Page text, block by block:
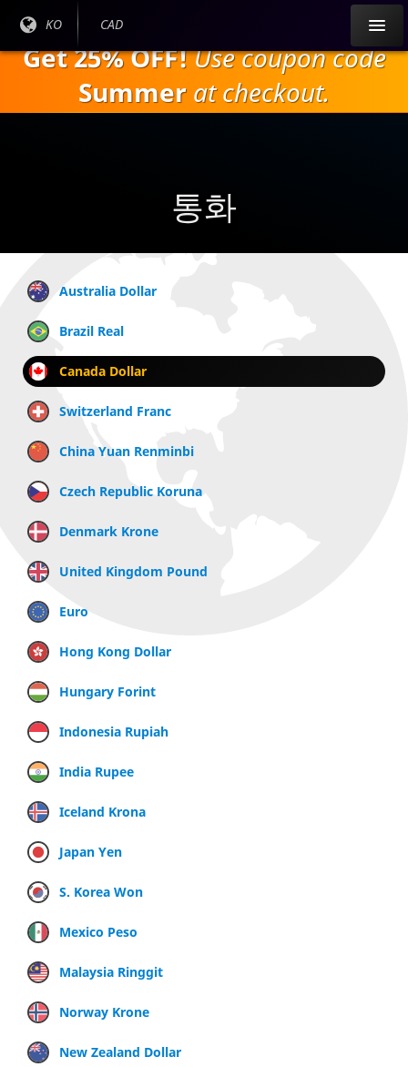
내
으
현재
:
KO
현재
CAD
Get 25% OFF!Use coupon code
Summer at checkout.
통화
Australia Dollar
Brazil Real
Canada Dollar
Switzerland Franc
China Yuan Renminbi
Czech Republic Koruna
Denmark Krone
United Kingdom Pound
Euro
Hong Kong Dollar
Hungary Forint
Indonesia Rupiah
India Rupee
Iceland Krona
Japan Yen
S. Korea Won
Mexico Peso
Malaysia Ringgit
Norway Krone
New Zealand Dollar